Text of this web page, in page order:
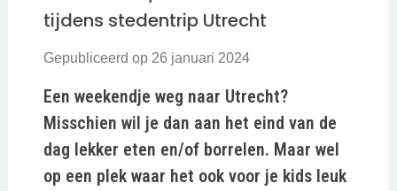
tijdens stedentrip Utrecht
Gepubliceerd op 26 januari 2024
Een weekendje weg naar Utrecht?
Misschien wil je dan aan het eind van de
dag lekker eten en/of borrelen. Maar wel
op een plek waar het ook voor je kids leuk